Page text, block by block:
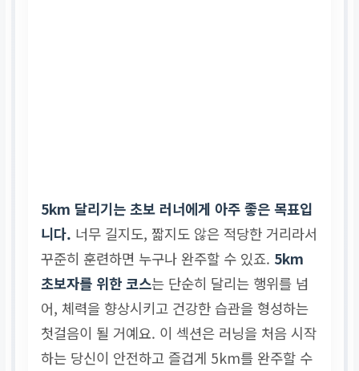
5km 달리기는 초보 러너에게 아주 좋은 목표입
니다. 너무 길지도, 짧지도 않은 적당한 거리라서
꾸준히 훈련하면 누구나 완주할 수 있죠. 5km
초보자를 위한 코스는 단순히 달리는 행위를 넘
어, 체력을 향상시키고 건강한 습관을 형성하는
첫걸음이 될 거예요. 이 섹션은 러닝을 처음 시작
하는 당신이 안전하고 즐겁게 5km를 완주할 수